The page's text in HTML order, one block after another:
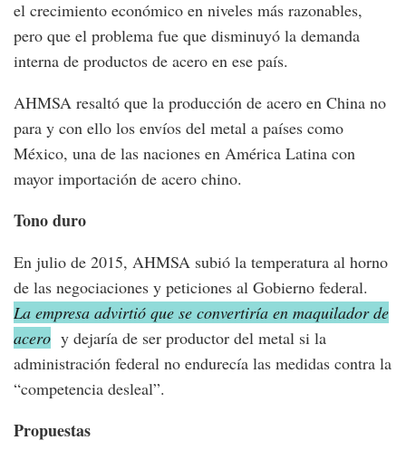
el crecimiento económico en niveles más razonables,
pero que el problema fue que disminuyó la demanda
interna de productos de acero en ese país.
AHMSA resaltó que la producción de acero en China no
para y con ello los envíos del metal a países como
México, una de las naciones en América Latina con
mayor importación de acero chino.
Tono duro
En julio de 2015, AHMSA subió la temperatura al horno
de las negociaciones y peticiones al Gobierno federal.
La empresa advirtió que se convertiría en maquilador de
acero y dejaría de ser productor del metal si la
administración federal no endurecía las medidas contra la
“competencia desleal”.
Propuestas